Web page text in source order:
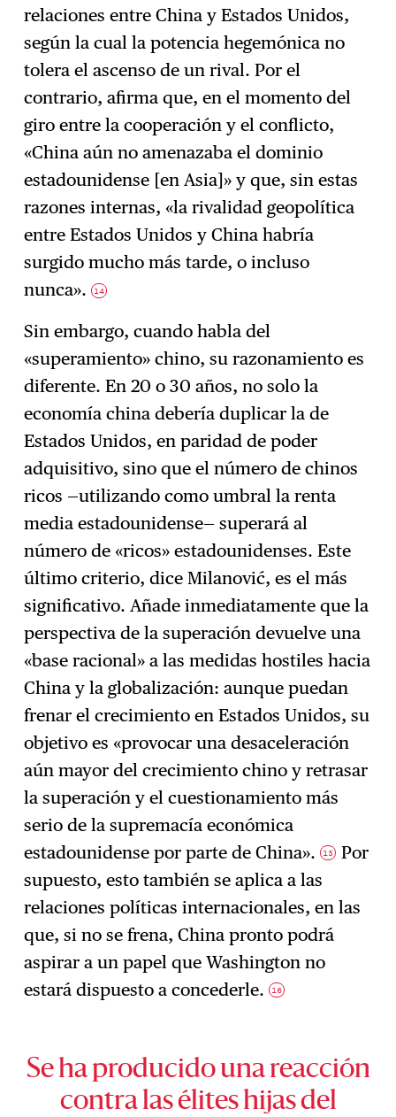
relaciones entre China y Estados Unidos,
según la cual la potencia hegemónica no
tolera el ascenso de un rival. Por el
contrario, afirma que, en el momento del
giro entre la cooperación y el conflicto,
«China aún no amenazaba el dominio
estadounidense [en Asia]» y que, sin estas
razones internas, «la rivalidad geopolítica
entre Estados Unidos y China habría
surgido mucho más tarde, o incluso
nunca».14
Sin embargo, cuando habla del
«superamiento» chino, su razonamiento es
diferente. En 20 o 30 años, no solo la
economía china debería duplicar la de
Estados Unidos, en paridad de poder
adquisitivo, sino que el número de chinos
ricos —utilizando como umbral la renta
media estadounidense— superará al
número de «ricos» estadounidenses. Este
último criterio, dice Milanović, es el más
significativo. Añade inmediatamente que la
perspectiva de la superación devuelve una
«base racional» a las medidas hostiles hacia
China y la globalización: aunque puedan
frenar el crecimiento en Estados Unidos, su
objetivo es «provocar una desaceleración
aún mayor del crecimiento chino y retrasar
la superación y el cuestionamiento más
serio de la supremacía económica
estadounidense por parte de China».15 Por
supuesto, esto también se aplica a las
relaciones políticas internacionales, en las
que, si no se frena, China pronto podrá
aspirar a un papel que Washington no
estará dispuesto a concederle.16
Se ha producido una reacción
contra las élites hijas del